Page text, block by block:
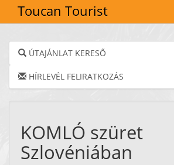
Toucan Tourist
ÚTAJÁNLAT KERESŐ
HÍRLEVÉL FELIRATKOZÁS
KOMLÓ szüret
Szlovéniában